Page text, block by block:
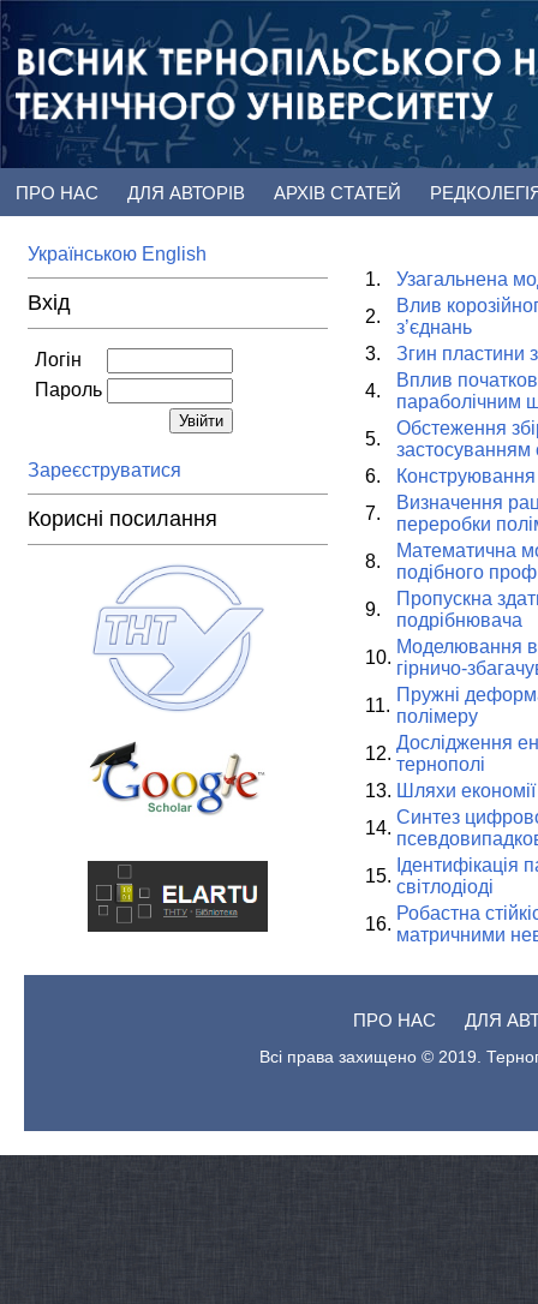
ПРО НАС ДЛЯ АВТОРІВ АРХІВ СТАТЕЙ
Українською English
Вхід
Логін
Пароль
Зареєструватися
Корисні посилання
1.
Узагальнена
2.
Влив
з’єднань
3.
Згин пластини
4.
Вплив
параболічним
5.
Обстеження
застосуванням
6.
7.
Визначення
переробки
8.
Математична
подібного
9.
Пропускна
подрібнювача
10.
Моделювання
гірничо-
11.
Пружні
полімеру
12.
Дослідження
тернополі
13. Шляхи
14.
Синтез
15.
світлодіоді
16.
Робастна
матричними
ПРО НАС ДЛЯ
Всі права захищено © 2019.